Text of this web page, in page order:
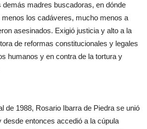
demás madres buscadoras, en dónde
los cadáveres, mucho menos a
asesinados. Exigió justicia y alto a la
de reformas constitucionales y legales
humanos y en contra de la tortura y
de 1988, Rosario Ibarra de Piedra se unió
desde entonces accedió a la cúpula